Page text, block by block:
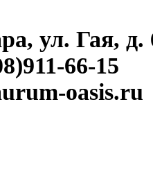
ул. Гая, д.
66-15
oasis.ru